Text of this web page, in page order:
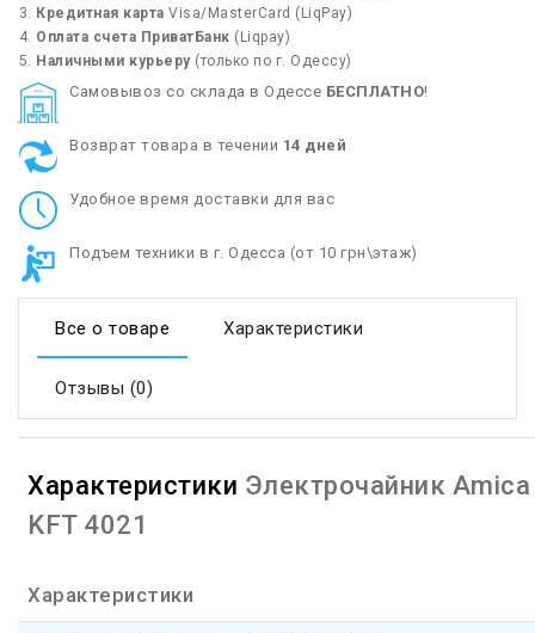
Кредитная карта Visa/MasterCard (LiqPay)
Оплата счета ПриватБанк (Liqpay)
Наличными курьеру(только по г. Одессу)
Cамовывоз со склада в Одессе БЕСПЛАТНО!
Возврат товара в течении 14 дней
Удобное время доставки для вас
Подъем техники в г. Одесса (от 10 грн\этаж)
Все о товаре Характеристики
Отзывы (0)
Характеристики Электрочайник Amica
KFT 4021
Характеристики